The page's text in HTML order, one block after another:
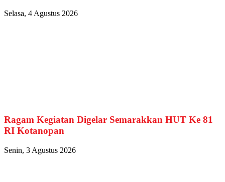
Selasa, 4 Agustus 2026
Ragam Kegiatan Digelar Semarakkan HUT Ke 81
RI Kotanopan
Senin, 3 Agustus 2026